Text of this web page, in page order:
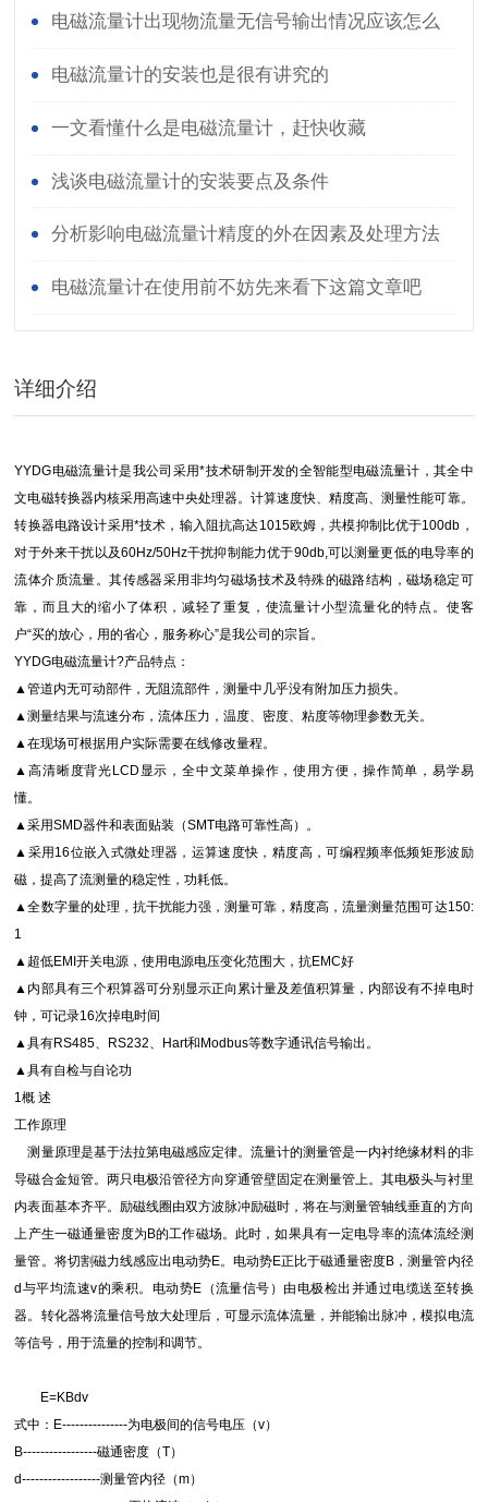
电磁流量计出现物流量无信号输出情况应该怎么
办呢电磁流量计的安装也是很有讲究的
一文看懂什么是电磁流量计，赶快收藏
浅谈电磁流量计的安装要点及条件
分析影响电磁流量计精度的外在因素及处理方法
电磁流量计在使用前不妨先来看下这篇文章吧
详细介绍
YYDG电磁流量计是我公司采用*技术研制开发的全智能型电磁流量计，其全中
文电磁转换器内核采用高速中央处理器。计算速度快、精度高、测量性能可靠。
转换器电路设计采用*技术，输入阻抗高达1015欧姆，共模抑制比优于100db，
对于外来干扰以及60Hz/50Hz干扰抑制能力优于90db,可以测量更低的电导率的
流体介质流量。其传感器采用非均匀磁场技术及特殊的磁路结构，磁场稳定可
靠，而且大的缩小了体积，减轻了重复，使流量计小型流量化的特点。使客
户“买的放心，用的省心，服务称心”是我公司的宗旨。
YYDG电磁流量计?产品特点：
▲管道内无可动部件，无阻流部件，测量中几乎没有附加压力损失。
▲测量结果与流速分布，流体压力，温度、密度、粘度等物理参数无关。
▲在现场可根据用户实际需要在线修改量程。
▲高清晰度背光LCD显示，全中文菜单操作，使用方便，操作简单，易学易
懂。
▲采用SMD器件和表面贴装（SMT电路可靠性高）。
▲采用16位嵌入式微处理器，运算速度快，精度高，可编程频率低频矩形波励
磁，提高了流测量的稳定性，功耗低。
▲全数字量的处理，抗干扰能力强，测量可靠，精度高，流量测量范围可达150:
1
▲超低EMI开关电源，使用电源电压变化范围大，抗EMC好
▲内部具有三个积算器可分别显示正向累计量及差值积算量，内部设有不掉电时
钟，可记录16次掉电时间
▲具有RS485、RS232、Hart和Modbus等数字通讯信号输出。
▲具有自检与自论功
1概 述
工作原理
测量原理是基于法拉第电磁感应定律。流量计的测量管是一内衬绝缘材料的非
导磁合金短管。两只电极沿管径方向穿通管壁固定在测量管上。其电极头与衬里
内表面基本齐平。励磁线圈由双方波脉冲励磁时，将在与测量管轴线垂直的方向
上产生一磁通量密度为B的工作磁场。此时，如果具有一定电导率的流体流经测
量管。将切割磁力线感应出电动势E。电动势E正比于磁通量密度B，测量管内径
d与平均流速v的乘积。电动势E（流量信号）由电极检出并通过电缆送至转换
器。转化器将流量信号放大处理后，可显示流体流量，并能输出脉冲，模拟电流
等信号，用于流量的控制和调节。
E=KBdv
式中：E---------------为电极间的信号电压（v）
B-----------------磁通密度（T）
d------------------测量管内径（m）